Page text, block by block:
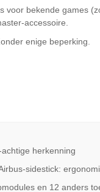
voor bekende games
accessoire.
enige beperking.
herkenning
sidestick:
en 12 anders